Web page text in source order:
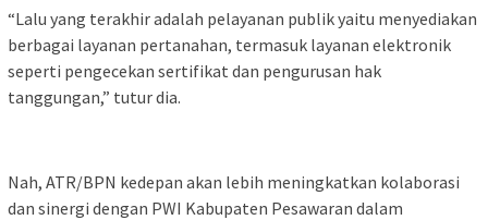
“Lalu yang terakhir adalah pelayanan publik yaitu menyediakan
berbagai layanan pertanahan, termasuk layanan elektronik
seperti pengecekan sertifikat dan pengurusan hak
tanggungan,” tutur dia.
Nah, ATR/BPN kedepan akan lebih meningkatkan kolaborasi
dan sinergi dengan PWI Kabupaten Pesawaran dalam